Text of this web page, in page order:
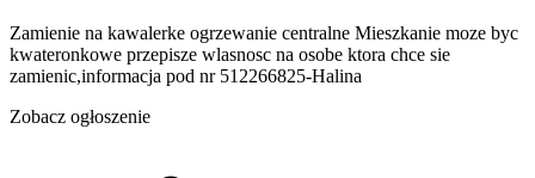
Zamienie na kawalerke ogrzewanie centralne Mieszkanie moze byc
kwateronkowe przepisze wlasnosc na osobe ktora chce sie
zamienic,informacja pod nr 512266825-Halina
Zobacz ogłoszenie